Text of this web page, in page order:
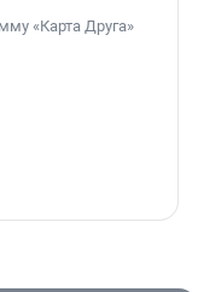
«Карта Друга»